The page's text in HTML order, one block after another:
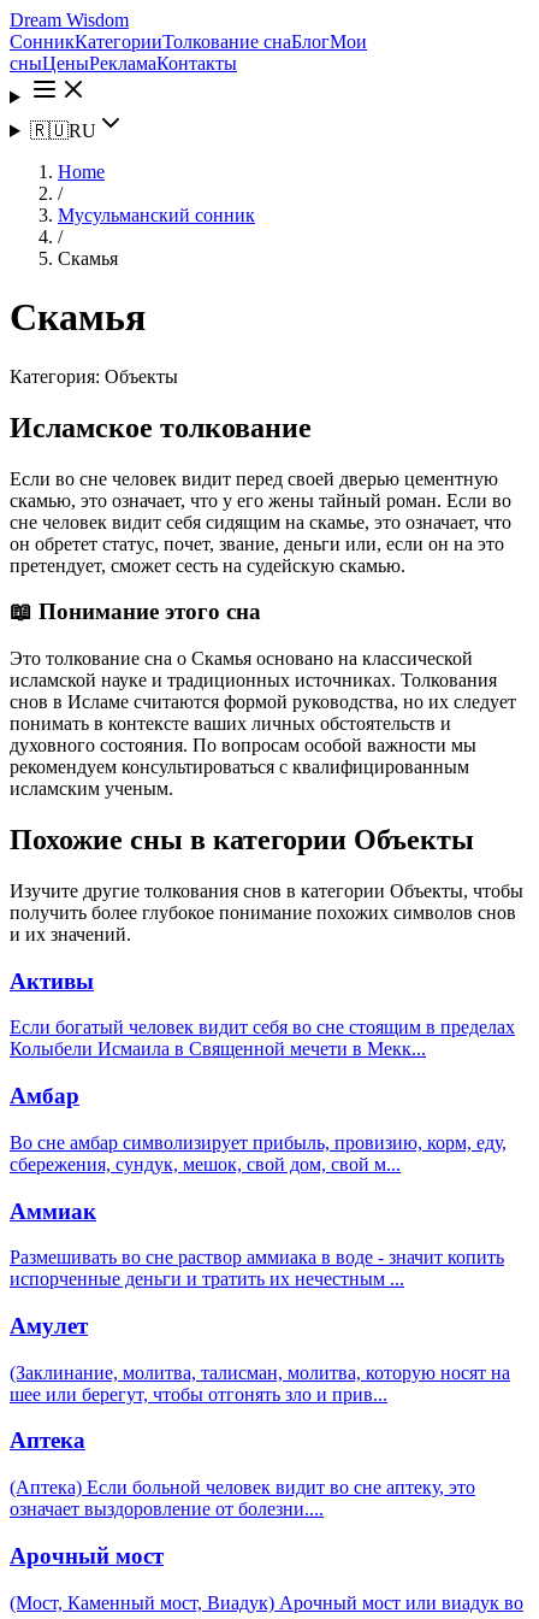
Dream Wisdom
СонникКатегорииТолкование снаБлогМои
сныЦеныРекламаКонтакты
🇷🇺RU
Home
/
Мусульманский сонник
/
Скамья
Скамья
Категория: Объекты
Исламское толкование
Если во сне человек видит перед своей дверью цементную
скамью, это означает, что у его жены тайный роман. Если во
сне человек видит себя сидящим на скамье, это означает, что
он обретет статус, почет, звание, деньги или, если он на это
претендует, сможет сесть на судейскую скамью.
📖 Понимание этого сна
Это толкование сна о Скамья основано на классической
исламской науке и традиционных источниках. Толкования
снов в Исламе считаются формой руководства, но их следует
понимать в контексте ваших личных обстоятельств и
духовного состояния. По вопросам особой важности мы
рекомендуем консультироваться с квалифицированным
исламским ученым.
Похожие сны в категории Объекты
Изучите другие толкования снов в категории Объекты, чтобы
получить более глубокое понимание похожих символов снов
и их значений.
Активы
Если богатый человек видит себя во сне стоящим в пределах
Колыбели Исмаила в Священной мечети в Мекк...
Амбар
Во сне амбар символизирует прибыль, провизию, корм, еду,
сбережения, сундук, мешок, свой дом, свой м...
Аммиак
Размешивать во сне раствор аммиака в воде - значит копить
испорченные деньги и тратить их нечестным ...
Амулет
(Заклинание, молитва, талисман, молитва, которую носят на
шее или берегут, чтобы отгонять зло и прив...
Аптека
(Аптека) Если больной человек видит во сне аптеку, это
означает выздоровление от болезни....
Арочный мост
(Мост, Каменный мост, Виадук) Арочный мост или виадук во